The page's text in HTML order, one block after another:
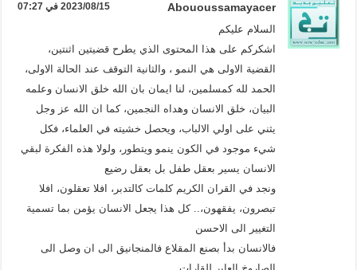
Abououssamayacer 2023/08/15 في 07:27
السلام عليكم
اشكركم على هذا المحتوى الذي يطرح قضيتين اثنتين،
القضية الاولى هي النمو ، والثانية التوقف عند الحالة الاولى،
الحمد لله كمسلمين، لنا ايمان بان الله خلق الانسان وعلمه
البيان، خلق الانسان وهداه النجمين، كما ان الله عز وجل
يثني على اولي الالباب، ويحصل خشيته في العلماء، فكل
شيء موجود في الكون ينمو ويتطور، ولولا هذه الفكرة لبقي
الانسان يسير بعقل طفل بل بعقل رضيع
ونجد في القران الكريم كلمات كالتدبر، افلا تعقلون، افلا
تبصرون، يفقهون،.. كل هذا يجعل الانسان يؤمن بما تسمية
التغيير الى الاحسن
فالانسان بدأ بصنع المقلاع فالمنجانيق الى ان وصل الى